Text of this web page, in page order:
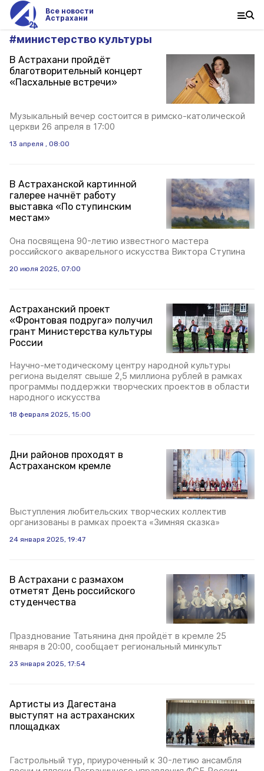
Все новости
Астрахани
#министерство культуры
В Астрахани пройдёт
благотворительный концерт
«Пасхальные встречи»
Музыкальный вечер состоится в римско-католической
церкви 26 апреля в 17:00
13 апреля , 08:00
В Астраханской картинной
галерее начнёт работу
выставка «По ступинским
местам»
Она посвящена 90-летию известного мастера
российского акварельного искусства Виктора Ступина
20 июля 2025, 07:00
Астраханский проект
«Фронтовая подруга» получил
грант Министерства культуры
России
Научно-методическому центру народной культуры
региона выделят свыше 2,5 миллиона рублей в рамках
программы поддержки творческих проектов в области
народного искусства
18 февраля 2025, 15:00
Дни районов проходят в
Астраханском кремле
Выступления любительских творческих коллектив
организованы в рамках проекта «Зимняя сказка»
24 января 2025, 19:47
В Астрахани с размахом
отметят День российского
студенчества
Празднование Татьянина дня пройдёт в кремле 25
января в 20:00, сообщает региональный минкульт
23 января 2025, 17:54
Артисты из Дагестана
выступят на астраханских
площадках
Гастрольный тур, приуроченный к 30-летию ансамбля